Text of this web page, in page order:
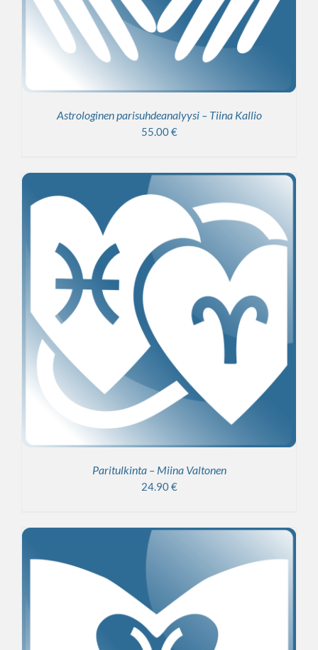
Astrologinen parisuhdeanalyysi – Tiina Kallio
55.00€
Paritulkinta – Miina Valtonen
24.90€